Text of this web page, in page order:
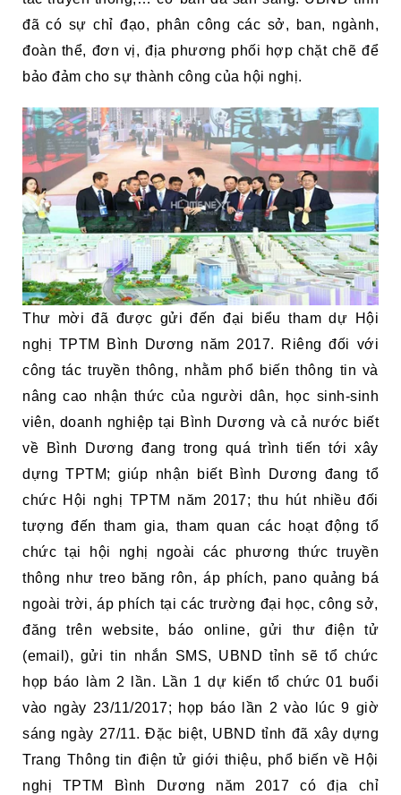
đã có sự chỉ đạo, phân công các sở, ban, ngành,
đoàn thể, đơn vị, địa phương phối hợp chặt chẽ để
bảo đảm cho sự thành công của hội nghị.
Thư mời đã được gửi đến đại biểu tham dự Hội
nghị TPTM Bình Dương năm 2017. Riêng đối với
công tác truyền thông, nhằm phổ biến thông tin và
nâng cao nhận thức của người dân, học sinh-sinh
viên, doanh nghiệp tại Bình Dương và cả nước biết
về Bình Dương đang trong quá trình tiến tới xây
dựng TPTM; giúp nhận biết Bình Dương đang tổ
chức Hội nghị TPTM năm 2017; thu hút nhiều đối
tượng đến tham gia, tham quan các hoạt động tổ
chức tại hội nghị ngoài các phương thức truyền
thông như treo băng rôn, áp phích, pano quảng bá
ngoài trời, áp phích tại các trường đại học, công sở,
đăng trên website, báo online, gửi thư điện tử
(email), gửi tin nhắn SMS, UBND tỉnh sẽ tổ chức
họp báo làm 2 lần. Lần 1 dự kiến tổ chức 01 buổi
vào ngày 23/11/2017; họp báo lần 2 vào lúc 9 giờ
sáng ngày 27/11. Đặc biệt, UBND tỉnh đã xây dựng
Trang Thông tin điện tử giới thiệu, phổ biến về Hội
nghị TPTM Bình Dương năm 2017 có địa chỉ